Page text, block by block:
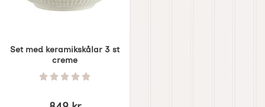
Set med keramikskålar 3 st
creme
Art. nr 1459 Betyg: 0 Stjärnor av 5